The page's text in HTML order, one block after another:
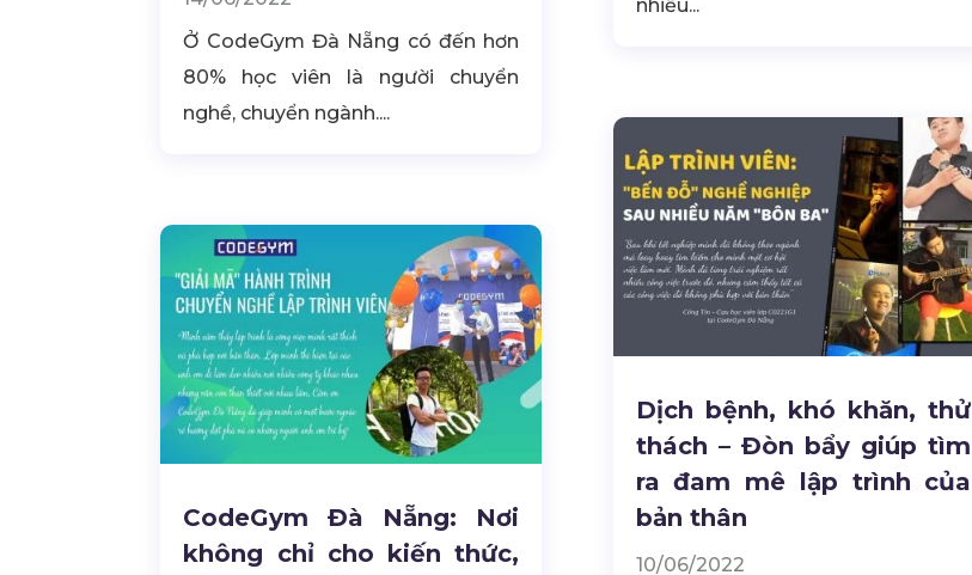
Ở CodeGym Đà Nẵng có đến hơn
80% học viên là người chuyển
nghề, chuyển ngành....
CodeGym Đà Nẵng: Nơi
không chỉ cho kiến thức,
nhiều...
Dịch bệnh, khó khăn, thử
thách – Đòn bẩy giúp tìm
ra đam mê lập trình của
bản thân
10/06/2022